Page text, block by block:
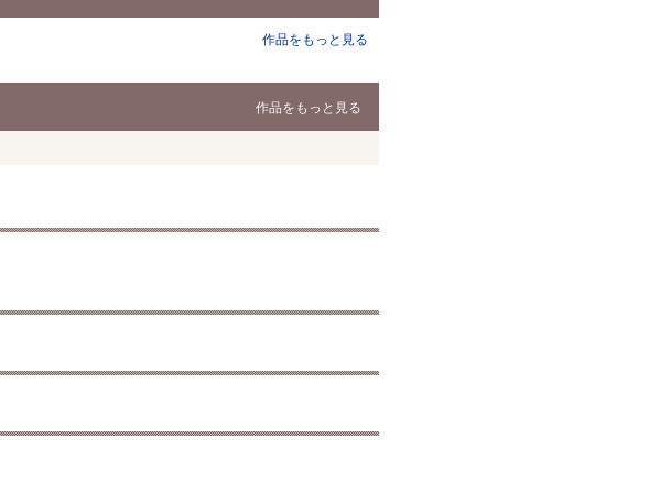
作品をもっと見る
作品をもっと見る